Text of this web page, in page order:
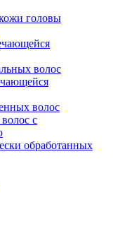
головы
волос
волос
с
обработанных